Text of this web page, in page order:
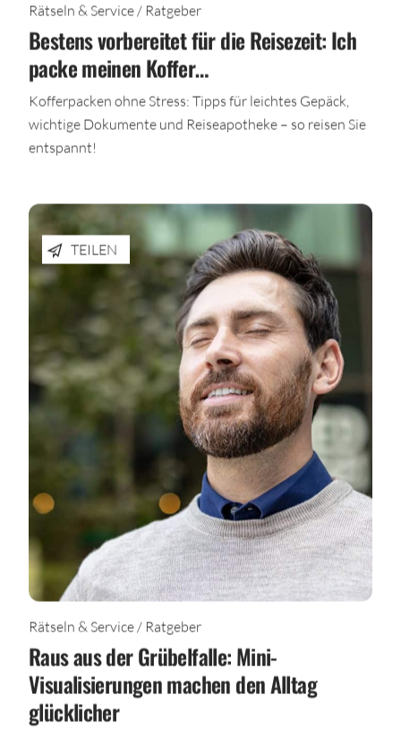
Rätseln & Service / Ratgeber
Bestens vorbereitet für die Reisezeit: Ich
packe meinen Koffer…
Kofferpacken ohne Stress: Tipps für leichtes Gepäck,
wichtige Dokumente und Reiseapotheke – so reisen Sie
entspannt!
TEILEN
Rätseln & Service / Ratgeber
Raus aus der Grübelfalle: Mini-
Visualisierungen machen den Alltag
glücklicher